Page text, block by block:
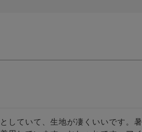
していて、生地が凄くいいです。暑